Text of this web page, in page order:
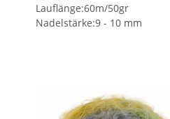
Lauflänge:60m/50gr
Nadelstärke:9 - 10 mm